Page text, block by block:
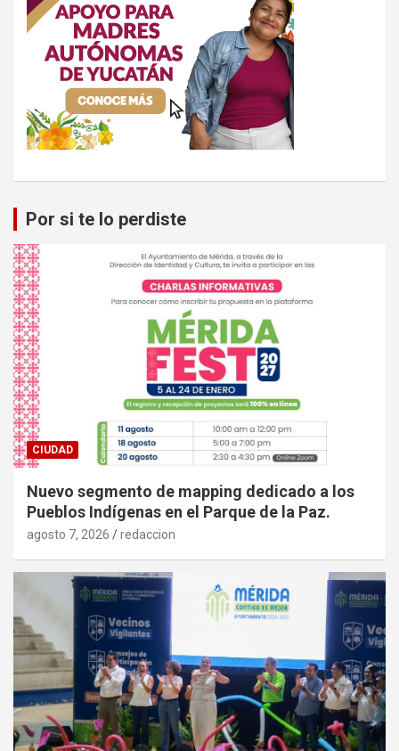
Por si te lo perdiste
CIUDAD
Nuevo segmento de mapping dedicado a los
Pueblos Indígenas en el Parque de la Paz.
agosto 7, 2026 redaccion